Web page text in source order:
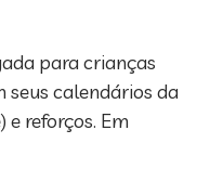
para crianças
seus calendários da
reforços. Em